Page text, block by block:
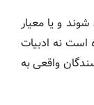
شوند و یا معیار
است نه ادبیات
واقعی به